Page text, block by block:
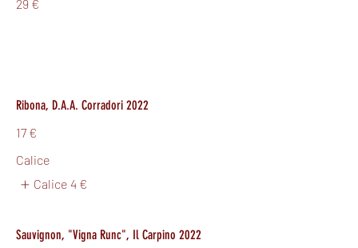
29 €
Ribona, D.A.A. Corradori 2022
17 €
Calice
Calice 4 €
Sauvignon, "Vigna Runc", Il Carpino 2022